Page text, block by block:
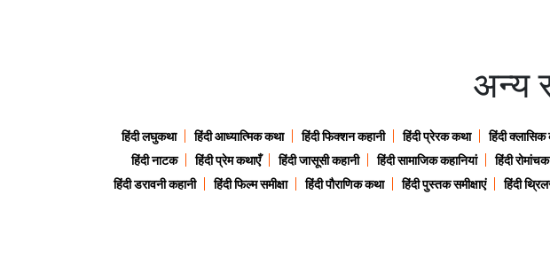
अन्य
हिंदी लघुकथा हिंदी आध्यात्मिक कथा हिंदी फिक्शन कहानी हिंदी प्रेरक कथा हिंदी क्लासिक
हिंदी नाटक
हिंदी प्रेम कथाएँ हिंदी जासूसी कहानी हिंदी सामाजिक कहानियां हिंदी
हिंदी डरावनी कहानी
हिंदी फिल्म समीक्षा हिंदी पौराणिक कथा हिंदी पुस्तक समीक्षाएं हिंदी